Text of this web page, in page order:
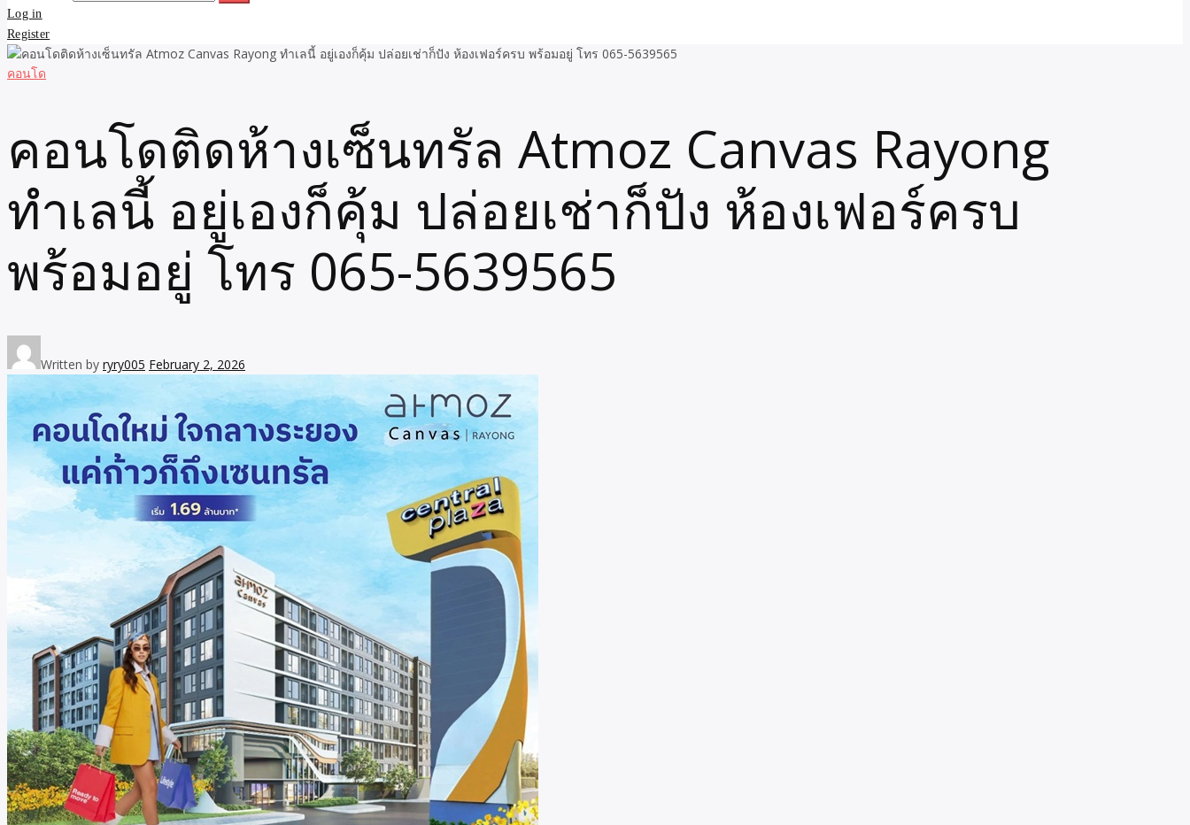
Log in
Register
คอนโด
คอนโดติดห้างเซ็นทรัล Atmoz Canvas Rayong
ทำเลนี้ อยู่เองก็คุ้ม ปล่อยเช่าก็ปัง ห้องเฟอร์ครบ
พร้อมอยู่ โทร 065-5639565
Written by ryry005 February 2, 2026